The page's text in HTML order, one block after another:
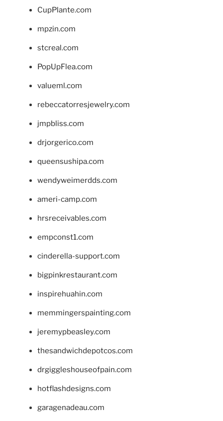
CupPlante.com
mpzin.com
stcreal.com
PopUpFlea.com
valueml.com
rebeccatorresjewelry.com
jmpbliss.com
drjorgerico.com
queensushipa.com
wendyweimerdds.com
ameri-camp.com
hrsreceivables.com
empconst1.com
cinderella-support.com
bigpinkrestaurant.com
inspirehuahin.com
memmingerspainting.com
jeremypbeasley.com
thesandwichdepotcos.com
drgiggleshouseofpain.com
hotflashdesigns.com
garagenadeau.com